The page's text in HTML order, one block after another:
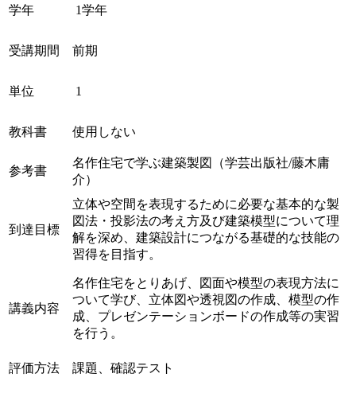
学年 1学年
受講期間 前期
単位 1
教科書 使用しない
参考書
名作住宅で学ぶ建築製図（学芸出版社/藤木庸
介）
到達目標
立体や空間を表現するために必要な基本的な製
図法・投影法の考え方及び建築模型について理
解を深め、建築設計につながる基礎的な技能の
習得を目指す。
講義内容
名作住宅をとりあげ、図面や模型の表現方法に
ついて学び、立体図や透視図の作成、模型の作
成、プレゼンテーションボードの作成等の実習
を行う。
評価方法 課題、確認テスト